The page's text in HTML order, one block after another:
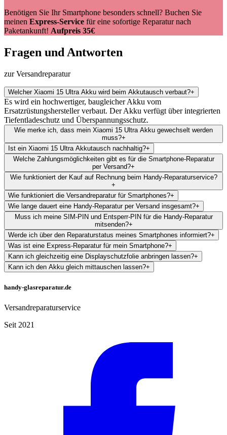
Benötigen Sie Ihr Smartphone besonders schnell? Buchen Sie
meinen Express-Service für eine sofortige Reparatur nach
Paketankunft! Aufpreis 35€
Fragen und Antworten
zur Versandreparatur
Welcher Xiaomi 15 Ultra Akku wird beim Akkutausch verbaut?+
Es wird ein hochwertiger, baugleicher Akku vom
Ersatzrüstungshersteller verbaut. Der Akku verfügt über integrierten
Tiefentladeschutz und Überspannungsschutz.
Wie merke ich, dass mein Xiaomi 15 Ultra Akku gewechselt werden
muss?+
Ist ein Xiaomi 15 Ultra Akkutausch nachhaltig?+
Welche Zahlungsmöglichkeiten gibt es für die Smartphone-Reparatur
per Versand?+
Wie funktioniert der Kauf auf Rechnung beim Handy-Reparaturservice?
+
Wie funktioniert die Versandreparatur für Smartphones?+
Wie lange dauert eine Handy-Reparatur per Versand insgesamt?+
Muss ich meine SIM-PIN und Entsperr-PIN für die Handy-Reparatur
mitsenden?+
Werde ich über den Reparaturstatus meines Smartphones informiert?+
Was ist eine Express-Reparatur für mein Smartphone?+
Kann ich gleichzeitig eine Displayschutzfolie anbringen lassen?+
Kann ich den Akku gleich mittauschen lassen?+
handy-glasreparatur.de
Versandreparaturservice
Seit 2021